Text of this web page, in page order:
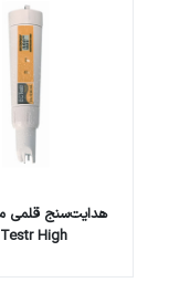
Testr High